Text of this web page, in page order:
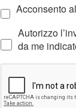
Acconsento
Autorizzo
da me